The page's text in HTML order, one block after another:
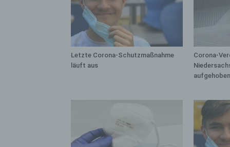
Letzte Corona-Schutzmaßnahme
läuft aus
Corona-
aufgehoben
f)